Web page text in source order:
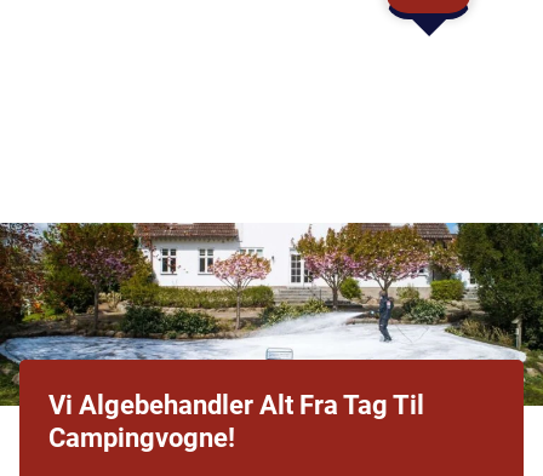
Vi Algebehandler Alt Fra Tag Til
Campingvogne!